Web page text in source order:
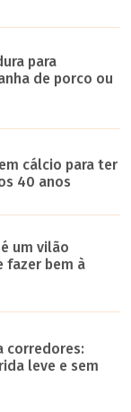
para
de porco ou
cálcio para ter
40 anos
um vilão
fazer bem à
corredores:
leve e sem